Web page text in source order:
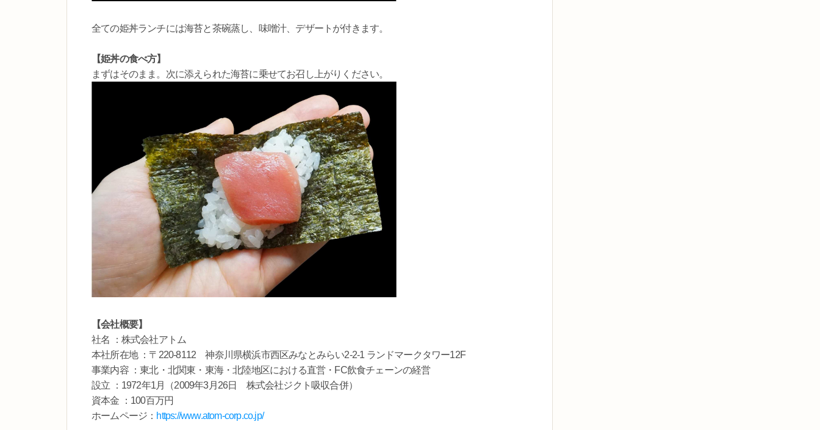
全ての姫丼ランチには海苔と茶碗蒸し、味噌汁、デザートが付きます。
【姫丼の食べ方】
まずはそのまま。次に添えられた海苔に乗せてお召し上がりください。
【会社概要】
社名 ：株式会社アトム
本社所在地 ：〒220-8112 神奈川県横浜市西区みなとみらい2-2-1 ランドマークタワー12F
事業内容 ：東北・北関東・東海・北陸地区における直営・FC飲食チェーンの経営
設立 ：1972年1月（2009年3月26日 株式会社ジクト吸収合併）
資本金 ：100百万円
ホームページ： https://www.atom-corp.co.jp/